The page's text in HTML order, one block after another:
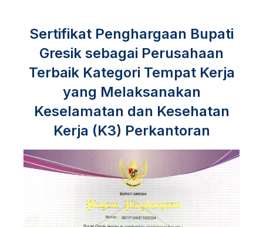
Sertifikat Penghargaan Bupati
Gresik sebagai Perusahaan
Terbaik Kategori Tempat Kerja
yang Melaksanakan
Keselamatan dan Kesehatan
Kerja (K3) Perkantoran